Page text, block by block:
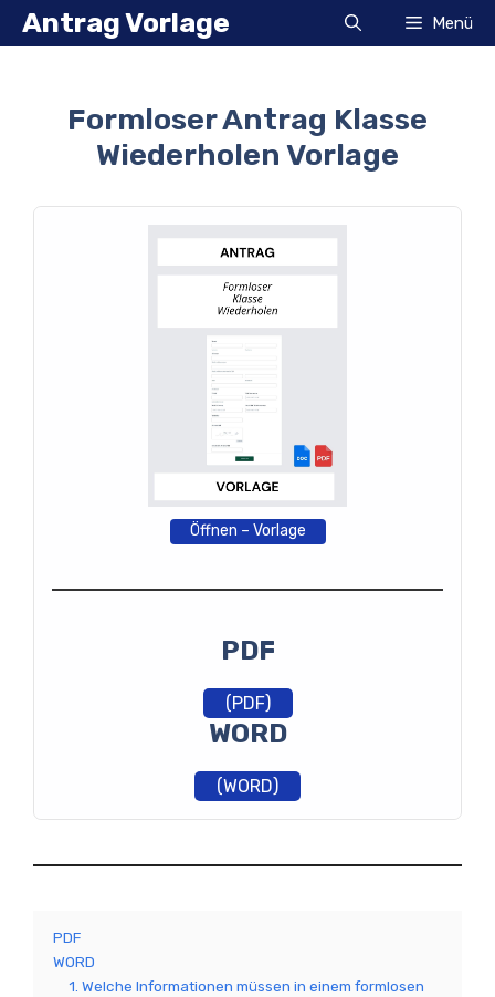
Zum
InhaltAntrag Vorlage Menü
Formloser Antrag Klasse
Wiederholen Vorlage
Öffnen – Vorlage
PDF
(PDF)
WORD
(WORD)
PDF
WORD
1. Welche Informationen müssen in einem formlosen